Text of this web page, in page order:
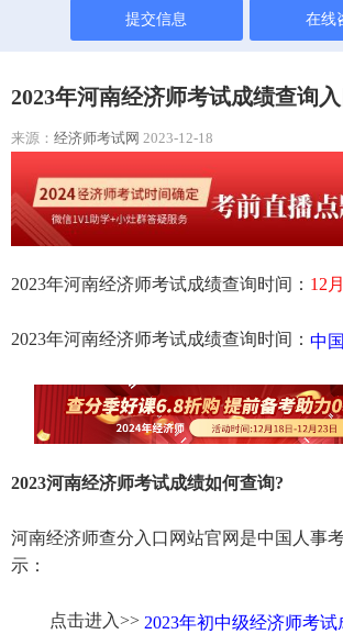
提交信息 在线
2023年河南经济师考试成绩查询
来源： 经济师考试网 2023-12-18
2023年河南经济师考试成绩查询时间： 12
2023年河南经济师考试成绩查询时间： 中
2023河南经济师考试成绩如何查询?
河南经济师查分入口网站官网是中国人事
示：
点击进入>> 2023年初中级经济师考